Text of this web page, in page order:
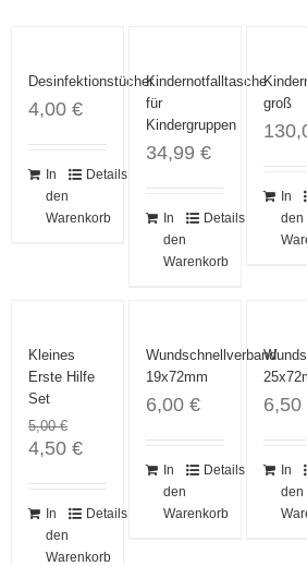
Desinfektionstücher
4,00 €
In
den
Warenkorb
Details
Kindernotfalltasche
für
Kindergruppen
34,99€
In
den
Warenkorb
Details
groß
In
den
Kleines
Erste Hilfe
Set
5,00€
Ursprünglicher
5,00 €
4,50 €Aktueller
4,50 €.
In
den
Warenkorb
Details
Wundschnellverband
19x72mm
6,00€
In
den
Warenkorb
Details
6,50
In
den